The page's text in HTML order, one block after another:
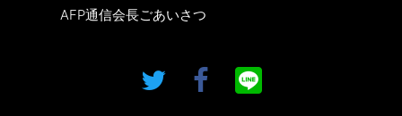
AFP通信会長ごあいさつ